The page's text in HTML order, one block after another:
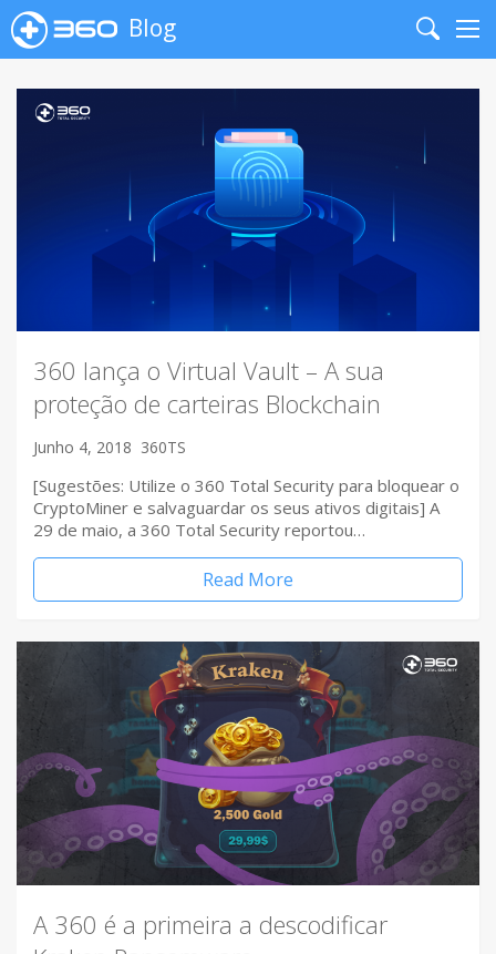
Blog
Search
360 lança o Virtual Vault – A sua
proteção de carteiras Blockchain
Junho 4, 2018 360TS
[Sugestões: Utilize o 360 Total Security para bloquear o
CryptoMiner e salvaguardar os seus ativos digitais] A
29 de maio, a 360 Total Security reportou…
Read More
A 360 é a primeira a descodificar